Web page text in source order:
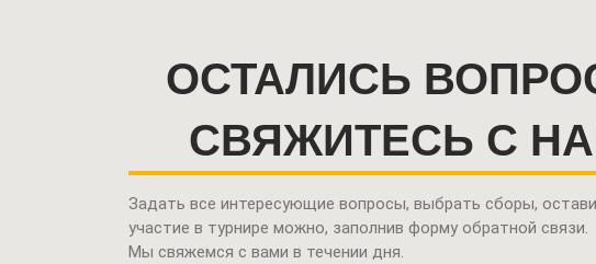
ОСТАЛИСЬ
СВЯЖИТЕСЬ С
Задать все интересующие вопросы, выбрать сборы,
участие в турнире можно, заполнив форму обратной связи.
Мы свяжемся с вами в течении дня.